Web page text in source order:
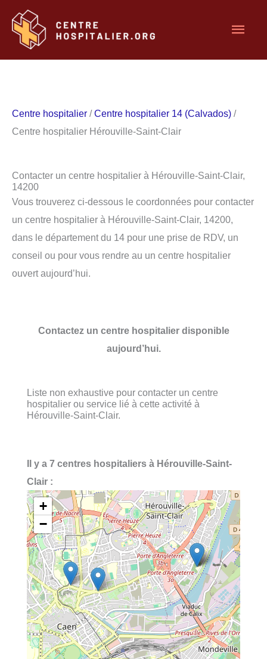
contenu
Centre hospitalier /Centre hospitalier 14 (Calvados) /
Centre hospitalier Hérouville-Saint-Clair
Contacter un centre hospitalier à Hérouville-Saint-Clair,
14200
Vous trouverez ci-dessous le coordonnées pour contacter
un centre hospitalier à Hérouville-Saint-Clair, 14200,
dans le département du 14 pour une prise de RDV, un
conseil ou pour vous rendre au un centre hospitalier
ouvert aujourd’hui.
Contactez un centre hospitalier disponible
aujourd’hui.
Liste non exhaustive pour contacter un centre
hospitalier ou service lié à cette activité à
Hérouville-Saint-Clair.
Il y a 7 centres hospitaliers à Hérouville-Saint-
Clair :
+
−